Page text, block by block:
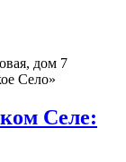
дом 7
Село»
Селе: